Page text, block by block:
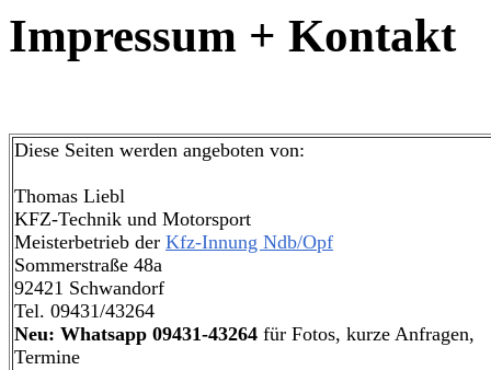
Impressum + Kontakt
Diese Seiten werden angeboten von:
Thomas Liebl
KFZ-Technik und Motorsport
Meisterbetrieb der Kfz-Innung Ndb/Opf
Sommerstraße 48a
92421 Schwandorf
Tel. 09431/43264
Neu: Whatsapp 09431-43264 für Fotos, kurze Anfragen,
Termine